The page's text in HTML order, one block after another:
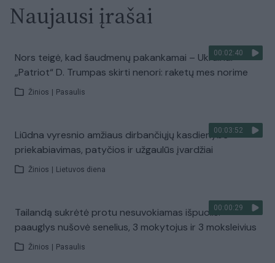
Naujausi įrašai
00:02:40
Nors teigė, kad šaudmenų pakankamai – Ukrainai
„Patriot“ D. Trumpas skirti nenori: raketų mes norime
Žinios Pasaulis
00:03:52
Liūdna vyresnio amžiaus dirbančiųjų kasdienybė –
priekabiavimas, patyčios ir užgaulūs įvardžiai
Žinios Lietuvos diena
00:00:29
Tailandą sukrėtė protu nesuvokiamas išpuolis:
paauglys nušovė senelius, 3 mokytojus ir 3 moksleivius
Žinios Pasaulis